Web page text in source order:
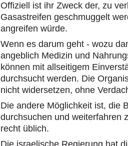
Offiziell ist ihr Zweck der, zu
Gasastreifen geschmuggelt
angreifen würde.
Wenn es darum geht - wozu
angeblich Medizin und
können mit allseitigem
durchsucht werden. Die
nicht widersetzen, ohne
Die andere Möglichkeit ist, die
durchsuchen und weiterfahren
recht üblich.
Die israelische Regierung hat